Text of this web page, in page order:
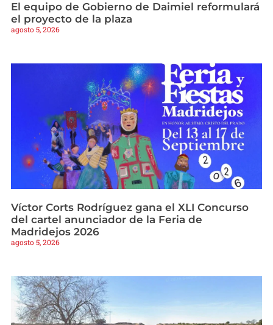
El equipo de Gobierno de Daimiel reformulará
el proyecto de la plaza
agosto 5, 2026
Víctor Corts Rodríguez gana el XLI Concurso
del cartel anunciador de la Feria de
Madridejos 2026
agosto 5, 2026